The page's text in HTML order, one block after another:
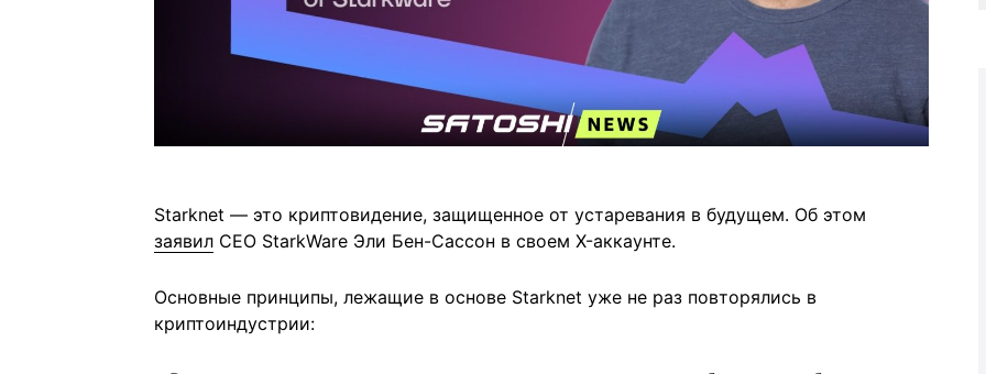
Starknet — это криптовидение, защищенное от устаревания в будущем. Об этом
заявилCEO StarkWare Эли Бен-Сассон в своем X-аккаунте.
Основные принципы, лежащие в основе Starknet уже не раз повторялись в
криптоиндустрии: